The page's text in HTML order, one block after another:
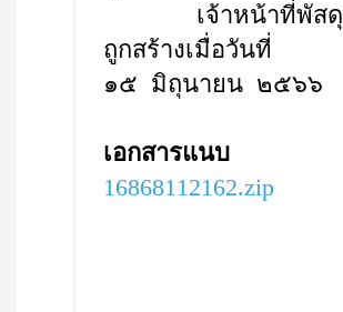
เจ้าหน้าที่พัสดุ
ถูกสร้างเมื่อวันที่
๑๕ มิถุนายน ๒๕๖๖
เอกสารแนบ
16868112162.zip